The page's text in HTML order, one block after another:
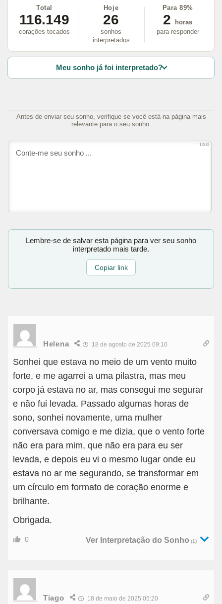
Total
116.149
corações tocados
Hoje
26
sonhos
interpretados
Para 89%
2
horas
para responder
Meu sonho já foi interpretado?
Antes de enviar seu sonho, verifique se você está na página mais
relevante para o seu sonho.
1000
Lembre-se de salvar esta página para ver seu sonho
interpretado mais tarde.
Copiar link
Helena 18 de agosto de 2025 09:10
Sonhei que estava no meio de um vento muito
forte, e me agarrei a uma pilastra, mas meu
corpo já estava no ar, mas consegui me segurar
e não fui levada. Passado algumas horas de
sono, sonhei novamente, uma mulher
conversava comigo e me dizia, que o vento forte
não era para mim, que não era para eu ser
levada, e depois eu vi o mesmo lugar onde eu
estava no ar me segurando, se transformar em
um círculo em formato de coração enorme e
brilhante.
Obrigada.
0 Ver Interpretação do Sonho (1)
Tiago 18 de maio de 2025 05:20